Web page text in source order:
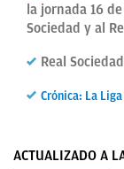
PAPARAZZI
la jornada 16
Sociedad y al
Real
Crónica: La Liga
ACTUALIZADO A